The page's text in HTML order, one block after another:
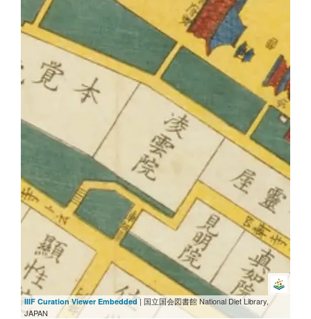
-
IIIF Curation Viewer Embedded| 国立国会図書館 National Diet Library,
JAPAN